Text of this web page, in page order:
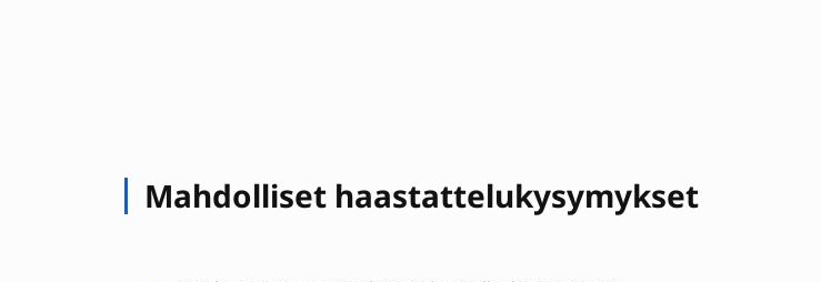
Mahdolliset haastattelukysymykset